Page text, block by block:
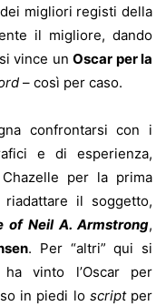
migliori registi della
il migliore, dando
vince un Oscar per la
– così per caso.
confrontarsi con i
e di esperienza,
per la prima
il soggetto,
of Neil A. Armstrong,
. Per “altri” qui si
vinto l’Oscar per
in piedi lo scriptper